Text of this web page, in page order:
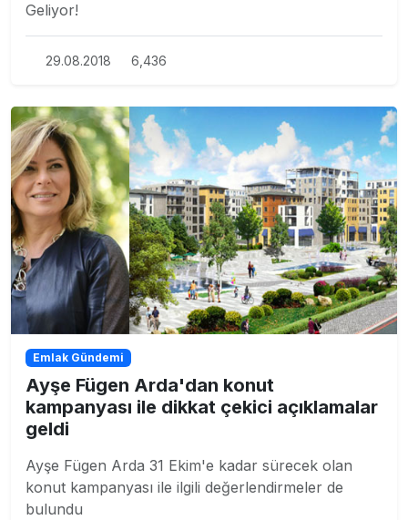
Geliyor!
29.08.2018 6,436
Emlak Gündemi
Ayşe Fügen Arda'dan konut
kampanyası ile dikkat çekici açıklamalar
geldi
Ayşe Fügen Arda 31 Ekim'e kadar sürecek olan
konut kampanyası ile ilgili değerlendirmeler de
bulundu